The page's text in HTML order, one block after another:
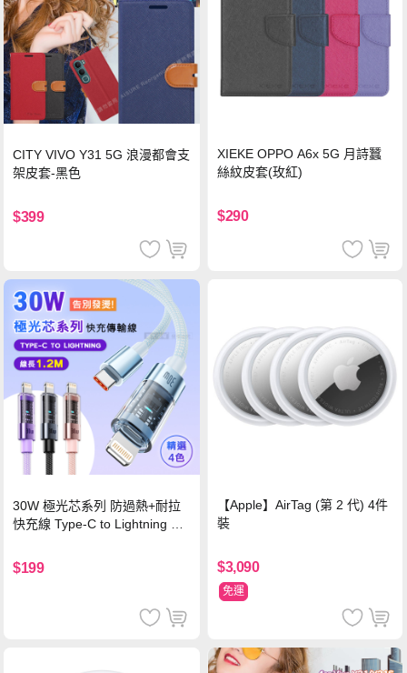
CITY VIVO Y31 5G 浪漫都會支
架皮套-黑色
$399
XIEKE OPPO A6x 5G 月詩蠶
絲紋皮套(玫紅)
$290
30W 極光芯系列 防過熱+耐拉
快充線 Type-C to Lightning 傳
$199
【Apple】AirTag (第 2 代) 4件
裝
$3,090
免運